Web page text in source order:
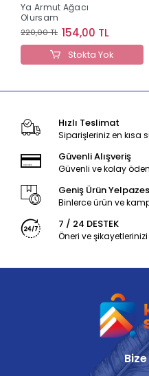
Ya Armut Ağacı
Olursam
220,00 TL 154,00 TL
Stokta Yok
Hızlı Teslimat
Siparişleriniz en kısa
Güvenli Alışveriş
Güvenli ve kolay
Geniş Ürün
Binlerce ürün ve
7 / 24 DESTEK
Öneri ve
Bize